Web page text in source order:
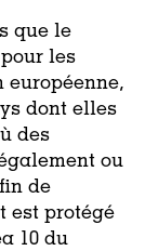
que le
les
européenne,
dont elles
des
ou
de
est protégé
10 du